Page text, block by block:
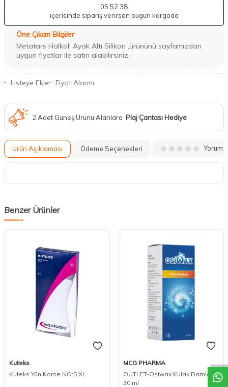
DESTEK
05:52:37
içerisinde sipariş verirsen bugün kargoda
Öne Çıkan Bilgiler
Metatars Halkalı Ayak Altı Silikon ,ürününü sayfamızdan
uygun fiyatlar ile satın alabilirsiniz.
Listeye Ekle Fiyat Alarmı
2 Adet Güneş Ürünü Alanlara Plaj Çantası Hediye
Ürün Açıklaması Ödeme Seçenekleri Yorum
Benzer Ürünler
Kuteks
Kuteks Yün Korse NO:5 XL
MCG PHARMA
OUTLET-Osiwax Kulak Damlası
30 ml